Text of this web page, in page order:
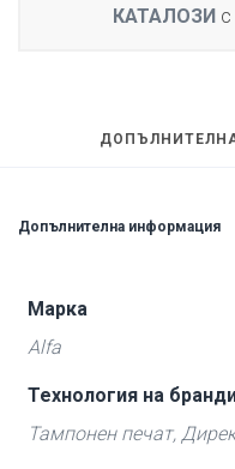
КАТАЛОЗИс
Допълнителна информация
Марка
Alfa
Технология на
Тампонен печат,